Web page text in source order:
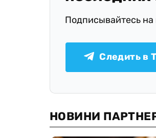
Подписывайтесь на
Следить в